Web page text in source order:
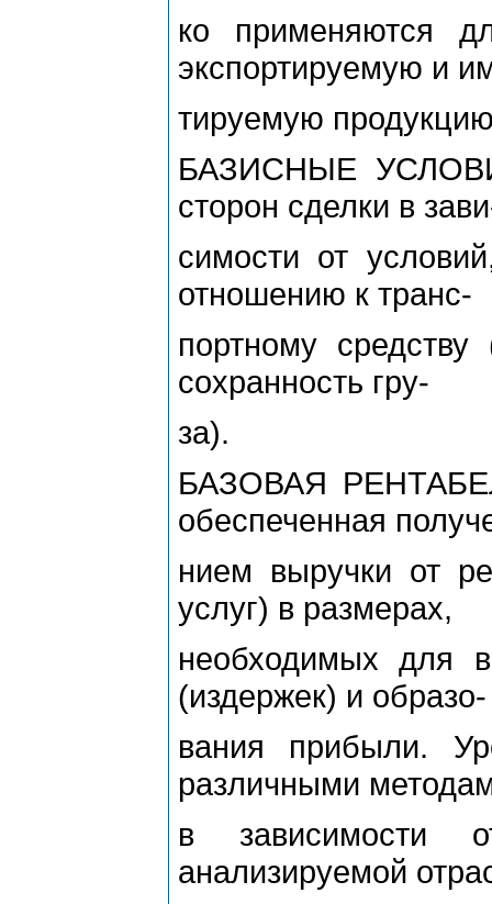
ко применяются
экспортируемую и
тируемую
БАЗИСНЫЕ
сторон сделки в
симости от
отношению к транс-
портному
сохранность гру-
за).
БАЗОВАЯ
обеспеченная
нием выручки от
услуг) в размерах,
необходимых для
(издержек) и образо-
вания прибыли.
различными
в зависимости
анализируемой